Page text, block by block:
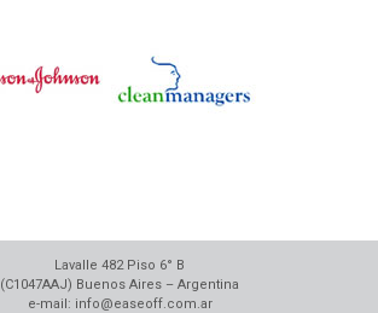
Lavalle 482 Piso 6° B
(C1047AAJ) Buenos Aires – Argentina
e-mail: info@easeoff.com.ar